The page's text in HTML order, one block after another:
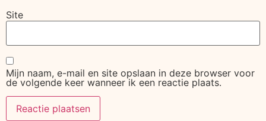
Site
Mijn naam, e-mail en site opslaan in deze browser voor
de volgende keer wanneer ik een reactie plaats.